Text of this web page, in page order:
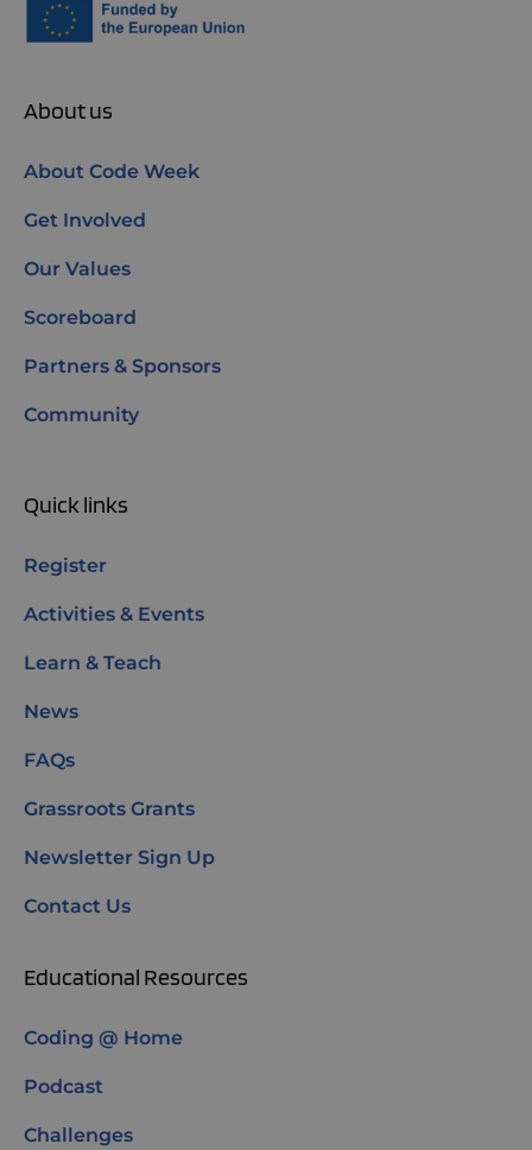
About us
About Code Week
Get Involved
Our Values
Scoreboard
Partners & Sponsors
Community
Quick links
Register
Activities & Events
Learn & Teach
News
FAQs
Grassroots Grants
Newsletter Sign Up
Contact Us
Educational Resources
Coding @ Home
Podcast
Challenges